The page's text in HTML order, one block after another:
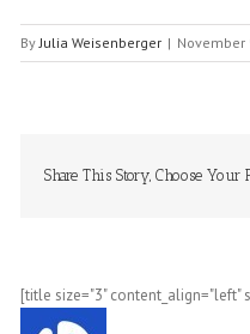
By Julia Weisenberger | November
Share This Story, Choose Your
[title size="3" content_align="left"